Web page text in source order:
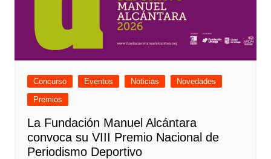
Concurso Eventos Noticias
Novedades
Premios
La Fundación Manuel Alcántara
convoca su VIII Premio Nacional de
Periodismo Deportivo